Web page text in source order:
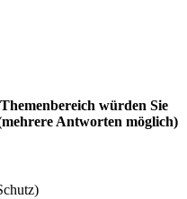
würden Sie
Antworten möglich)